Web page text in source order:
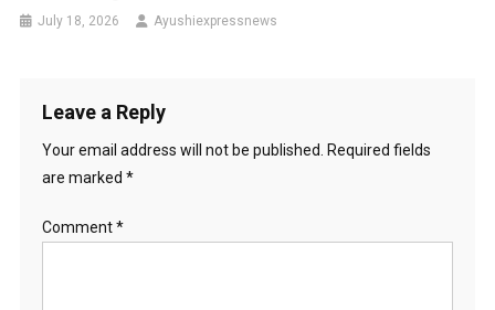
July 18, 2026 Ayushiexpressnews
Leave a Reply
Your email address will not be published. Required fields
are marked *
Comment*